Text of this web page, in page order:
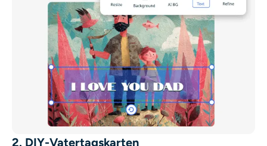
2. DIY-Vatertagskarten